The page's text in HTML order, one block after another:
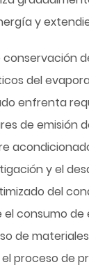
y
conservación
del
enfrenta
de emisión
y el
del
consumo
de
proceso de